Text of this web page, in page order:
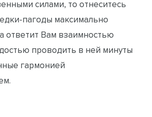
силами, то отнеситесь
пагоды максимально
ответит Вам взаимностью
проводить в ней минуты
гармонией